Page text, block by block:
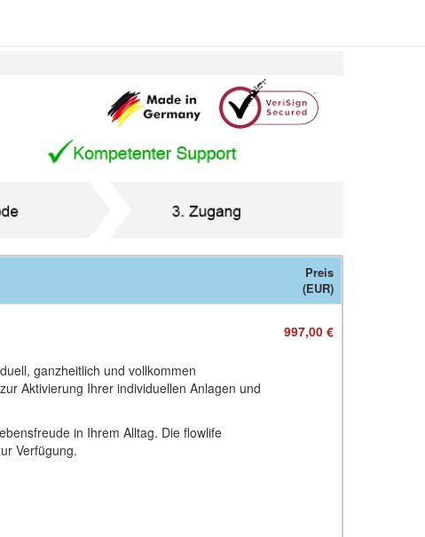
Preis
(EUR)
ganzheitlich und vollkommen
Aktivierung Ihrer individuellen Anlagen und
in Ihrem Alltag. Die flowlife
Verfügung.
997,00 €